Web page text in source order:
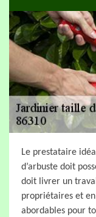
Le prestataire
d’arbuste doit
doit livrer un
propriétaires et
abordables pour